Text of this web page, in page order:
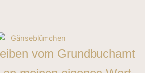
vom Grundbuchamt